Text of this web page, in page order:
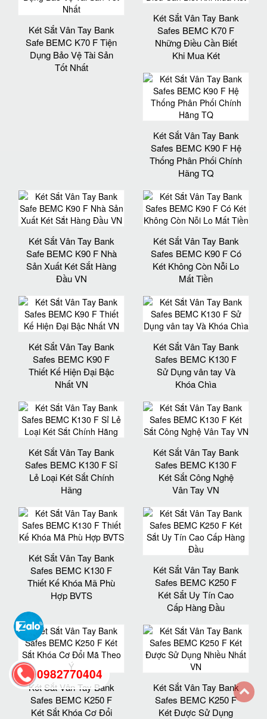
Két Sắt Vân Tay Bank
Safe BEMC K70 F Tiện
Dụng Bảo Vệ Tài Sản
Tốt Nhất
Két Sắt Vân Tay Bank
Safes BEMC K70 F
Những Điều Cần Biết
Khi Mua Két
Két Sắt Vân Tay Bank
Safes BEMC K90 F Hệ
Thống Phân Phối Chính
Hãng TQ
Két Sắt Vân Tay Bank
Safe BEMC K90 F Nhà
Sản Xuất Két Sắt Hàng
Đầu VN
Két Sắt Vân Tay Bank
Safes BEMC K90 F Có
Két Không Còn Nỗi Lo
Mất Tiền
Két Sắt Vân Tay Bank
Safes BEMC K90 F
Thiết Kế Hiện Đại Bậc
Nhất VN
Két Sắt Vân Tay Bank
Safes BEMC K130 F
Sử Dụng vân tay Và
Khóa Chìa
Két Sắt Vân Tay Bank
Safes BEMC K130 F Sỉ
Lẻ Loại Két Sắt Chính
Hãng
Két Sắt Vân Tay Bank
Safes BEMC K130 F
Két Sắt Công Nghệ
Vân Tay VN
Két Sắt Vân Tay Bank
Safes BEMC K130 F
Thiết Kế Khóa Mã Phù
Hợp BVTS
Két Sắt Vân Tay Bank
Safes BEMC K250 F
Két Sắt Uy Tín Cao
Cấp Hàng Đầu
Két Sắt Vân Tay Bank
Safes BEMC K250 F
Két Sắt Khóa Cơ Đổi
Két Sắt Vân Tay Bank
Safes BEMC K250 F
Két Được Sử Dụng
0982770404